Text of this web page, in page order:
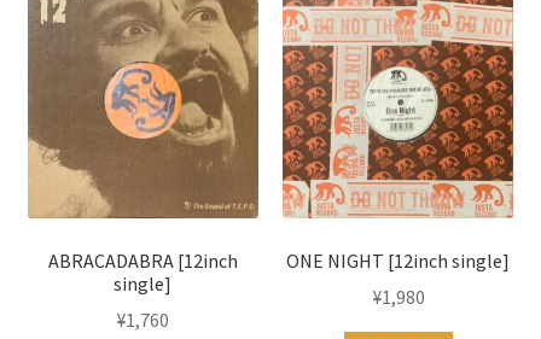
ABRACADABRA [12inch
single]
¥1,760
ONE NIGHT [12inch single]
¥1,980